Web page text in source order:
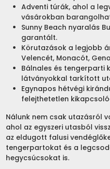
Adventi túrák, ahol a
vásárokban
Sunny Beach nyaralás
garantált.
Körutazások a legjobb
Velencét, Monacót,
Bálnales és tengerparti
látványokkal tarkított
Egynapos hétvégi
felejthetetlen
Nálunk nem csak utazásról
ahol az egyszeri utasból
az eldugott falusi
tengerpartokat és a
hegycsúcsokat is.